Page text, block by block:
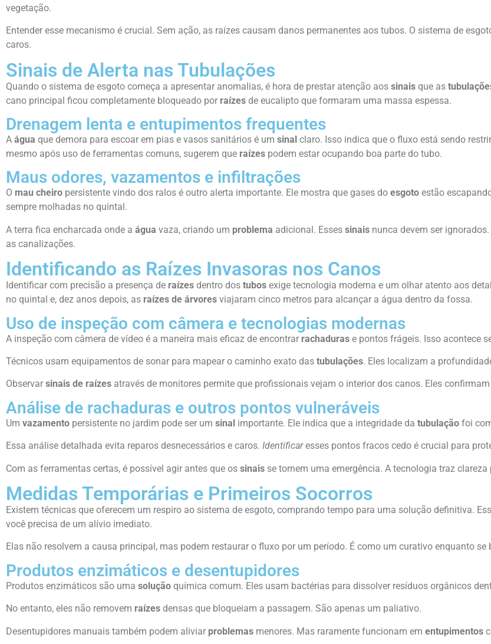
vegetação.
Entender esse mecanismo é crucial. Sem ação, as raízes causam danos permanentes aos tubos. O sistema de
caros.
Sinais de Alerta nas Tubulações
Quando o sistema de esgoto começa a apresentar anomalias, é hora de prestar atenção aos sinais que as
cano principal ficou completamente bloqueado por raízes de eucalipto que formaram uma massa espessa.
Drenagem lenta e entupimentos frequentes
A água que demora para escoar em pias e vasos sanitários é um sinal claro. Isso indica que o fluxo está sendo
mesmo após uso de ferramentas comuns, sugerem que raízes podem estar ocupando boa parte do tubo.
Maus odores, vazamentos e infiltrações
O mau cheiro persistente vindo dos ralos é outro alerta importante. Ele mostra que gases do esgoto estão
sempre molhadas no quintal.
A terra fica encharcada onde a água vaza, criando um problema adicional. Esses sinais nunca devem ser
as canalizações.
Identificando as Raízes Invasoras nos Canos
Identificar com precisão a presença de raízes dentro dos tubos exige tecnologia moderna e um olhar atento aos
no quintal e, dez anos depois, as raízes de árvores viajaram cinco metros para alcançar a água dentro da fossa.
Uso de inspeção com câmera e tecnologias modernas
A inspeção com câmera de vídeo é a maneira mais eficaz de encontrar rachaduras e pontos frágeis. Isso acontece
Técnicos usam equipamentos de sonar para mapear o caminho exato das tubulações. Eles localizam a
Observar sinais de raízes através de monitores permite que profissionais vejam o interior dos canos. Eles
Análise de rachaduras e outros pontos vulneráveis
Um vazamento persistente no jardim pode ser um sinal importante. Ele indica que a integridade da tubulação foi
Essa análise detalhada evita reparos desnecessários e caros. Identificaresses pontos fracos cedo é crucial para
Com as ferramentas certas, é possível agir antes que os sinais se tornem uma emergência. A tecnologia traz clareza
Medidas Temporárias e Primeiros Socorros
Existem técnicas que oferecem um respiro ao sistema de esgoto, comprando tempo para uma solução definitiva.
você precisa de um alívio imediato.
Elas não resolvem a causa principal, mas podem restaurar o fluxo por um período. É como um curativo enquanto se
Produtos enzimáticos e desentupidores
Produtos enzimáticos são uma solução química comum. Eles usam bactérias para dissolver resíduos orgânicos
No entanto, eles não removem raízes densas que bloqueiam a passagem. São apenas um paliativo.
Desentupidores manuais também podem aliviar problemas menores. Mas raramente funcionam em entupimentos